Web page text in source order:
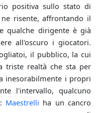
positiva sullo stato di
risente, affrontando il
qualche dirigente è già
all'oscuro i giocatori.
il pubblico, la cui
triste realtà che sta per
inesorabilmente i propri
l'intervallo, qualcuno
Maestrelli ha un cancro